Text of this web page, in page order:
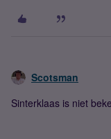
Scotsman
Sinterklaas is niet